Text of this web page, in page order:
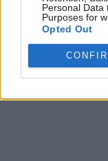
Personal Data
Purposes for
Opted Out